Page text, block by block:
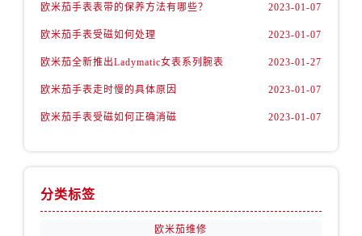
山西省临汾市尧都区解放路欧米茄售后服务中心（需提前预约）
欧米茄手表表带的保养方法有哪些？ 2023-01-07
欧米茄手表受磁如何处理 2023-01-07
欧米茄全新推出Ladymatic女表系列腕表 2023-01-27
欧米茄手表走时慢的具体原因 2023-01-07
欧米茄手表受磁如何正确消磁 2023-01-07
分类标签
欧米茄维修